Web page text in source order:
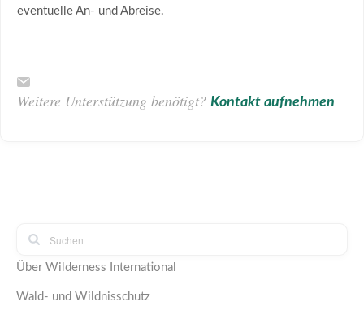
eventuelle An- und Abreise.
Weitere Unterstützung benötigt? Kontakt aufnehmen
Über Wilderness International
Wald- und Wildnisschutz